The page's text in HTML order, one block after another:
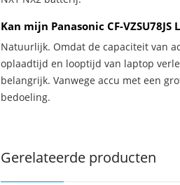
Kan mijn Panasonic CF-
Natuurlijk. Omdat de capaciteit van
oplaadtijd en looptijd van laptop
belangrijk. Vanwege accu met een
bedoeling.
Gerelateerde producten